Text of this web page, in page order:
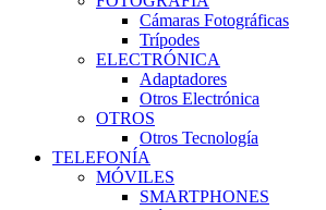
Cámaras Fotográficas
Trípodes
ELECTRÓNICA
Adaptadores
Otros Electrónica
OTROS
Otros Tecnología
TELEFONÍA
MÓVILES
SMARTPHONES